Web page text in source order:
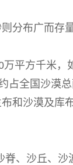
分布广而存量
平方千米，
占全国沙漠
和沙漠及库
、沙丘、沙